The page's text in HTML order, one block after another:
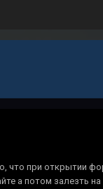
что при открытии
а потом залезть